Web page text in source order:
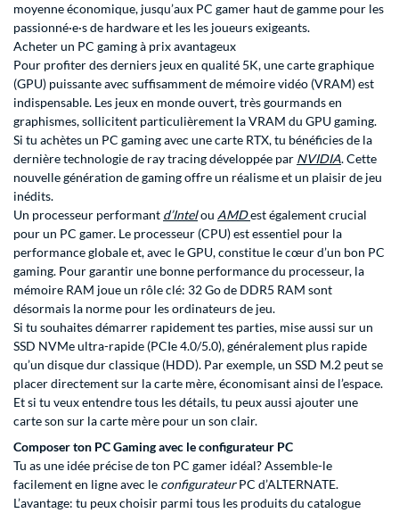
moyenne économique, jusqu’aux PC gamer haut de gamme pour les
passionné·e·s de hardware et les les joueurs exigeants.
Acheter un PC gaming à prix avantageux
Pour profiter des derniers jeux en qualité 5K, une carte graphique
(GPU) puissante avec suffisamment de mémoire vidéo (VRAM) est
indispensable. Les jeux en monde ouvert, très gourmands en
graphismes, sollicitent particulièrement la VRAM du GPU gaming.
Si tu achètes un PC gaming avec une carte RTX, tu bénéficies de la
dernière technologie de ray tracing développée par NVIDIA. Cette
nouvelle génération de gaming offre un réalisme et un plaisir de jeu
inédits.
Un processeur performant d’Intelou AMDest également crucial
pour un PC gamer. Le processeur (CPU) est essentiel pour la
performance globale et, avec le GPU, constitue le cœur d’un bon PC
gaming. Pour garantir une bonne performance du processeur, la
mémoire RAM joue un rôle clé: 32 Go de DDR5 RAM sont
désormais la norme pour les ordinateurs de jeu.
Si tu souhaites démarrer rapidement tes parties, mise aussi sur un
SSD NVMe ultra-rapide (PCIe 4.0/5.0), généralement plus rapide
qu’un disque dur classique (HDD). Par exemple, un SSD M.2 peut se
placer directement sur la carte mère, économisant ainsi de l’espace.
Et si tu veux entendre tous les détails, tu peux aussi ajouter une
carte son sur la carte mère pour un son clair.
Composer ton PC Gaming avec le configurateur PC
Tu as une idée précise de ton PC gamer idéal? Assemble-le
facilement en ligne avec le configurateurPC d’ALTERNATE.
L’avantage: tu peux choisir parmi tous les produits du catalogue